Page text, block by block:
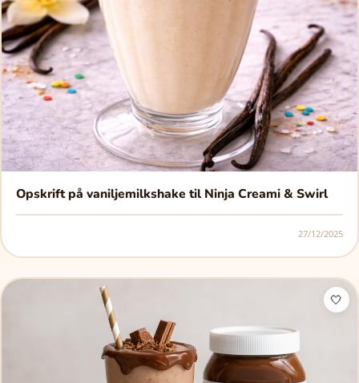
Opskrift på vaniljemilkshake til Ninja Creami & Swirl
27/12/2025
🤍